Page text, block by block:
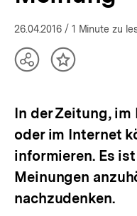
26.04.2016 / 1 Minute zu
TeilenInhalt
In der Zeitung, im
oder im Internet
informieren. Es
Meinungen
nachzudenken.